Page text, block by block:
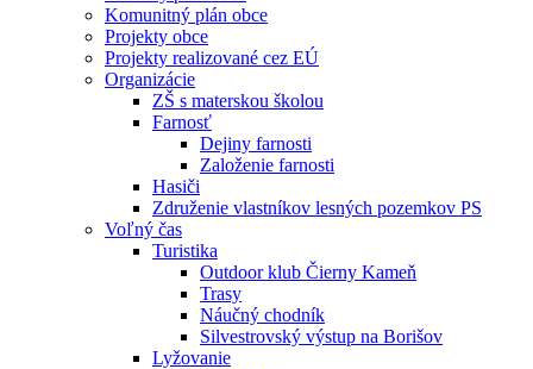
Komunitný plán obce
Projekty obce
Projekty realizované cez EÚ
Organizácie
ZŠ s materskou školou
Farnosť
Dejiny farnosti
Založenie farnosti
Hasiči
Združenie vlastníkov lesných pozemkov PS
Voľný čas
Turistika
Outdoor klub Čierny Kameň
Trasy
Náučný chodník
Silvestrovský výstup na Borišov
Lyžovanie